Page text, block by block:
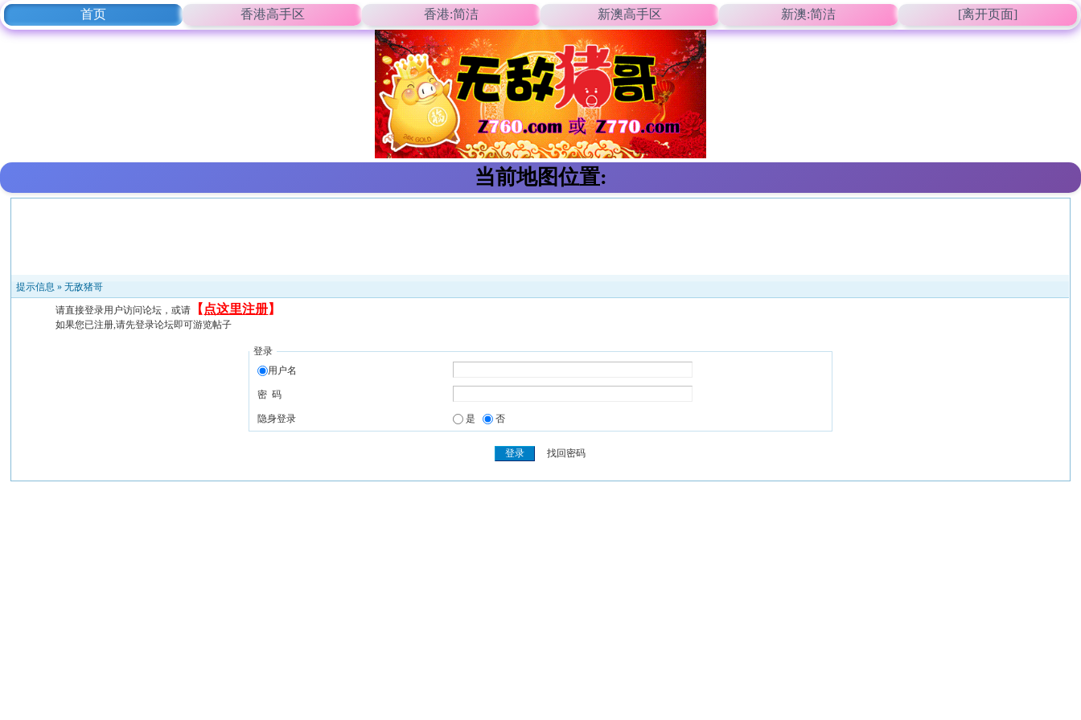
首页 香港高手区 香港:简洁 新澳高手区 新澳:简洁 [离开页面]
当前地图位置:
提示信息 »无敌猪哥
请直接登录用户访问论坛，或请 【 点这里注册】
如果您已注册,请先登录论坛即可游览帖子
登录
用户名
密 码
隐身登录 是 否
找回密码